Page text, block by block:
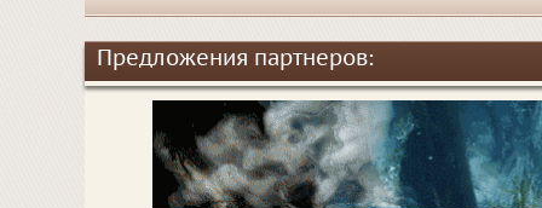
Предложения партнеров: